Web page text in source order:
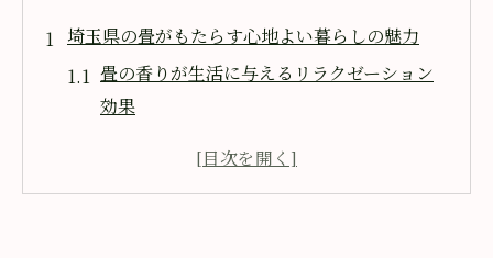
埼玉県の畳がもたらす心地よい暮らしの魅力
畳の香りが生活に与えるリラクゼーション
効果